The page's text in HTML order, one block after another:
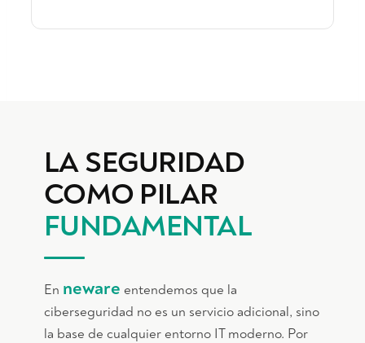
LA SEGURIDAD
COMO PILAR
FUNDAMENTAL
En neware entendemos que la
ciberseguridad no es un servicio adicional, sino
la base de cualquier entorno IT moderno. Por